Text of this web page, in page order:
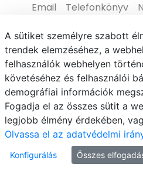
Email Telefonkönyv
Médiaközpont
© MATE
A sütiket személyre szabott
trendek elemzéséhez, a
felhasználók webhelyen
követéséhez és felhasználói
demográfiai információk
Fogadja el az összes sütit a
legjobb élmény érdekében,
Olvassa el az adatvédelmi
Konfigurálás Összes